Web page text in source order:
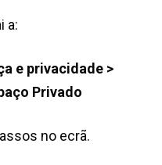
a:
e privacidade >
Privado
no ecrã.